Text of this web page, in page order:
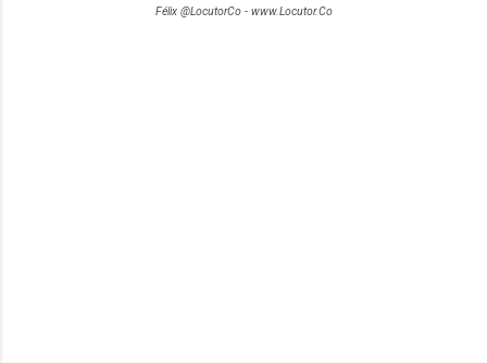
Félix @LocutorCo - www.Locutor.Co